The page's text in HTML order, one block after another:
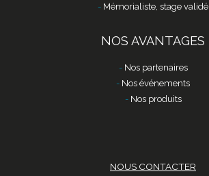
Mémorialiste, stage validé
NOS AVANTAGES
Nos partenaires
Nos événements
Nos produits
NOUS CONTACTER